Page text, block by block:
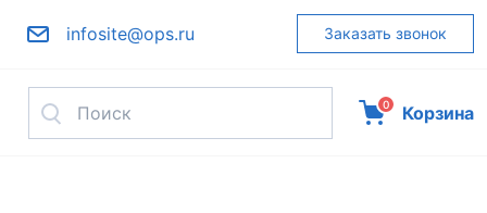
infosite@ops.ru Заказать звонок
0 Корзина